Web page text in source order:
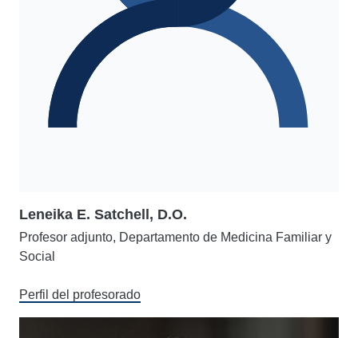
Leneika E. Satchell, D.O.
Profesor adjunto, Departamento de Medicina Familiar y
Social
Perfil del profesorado